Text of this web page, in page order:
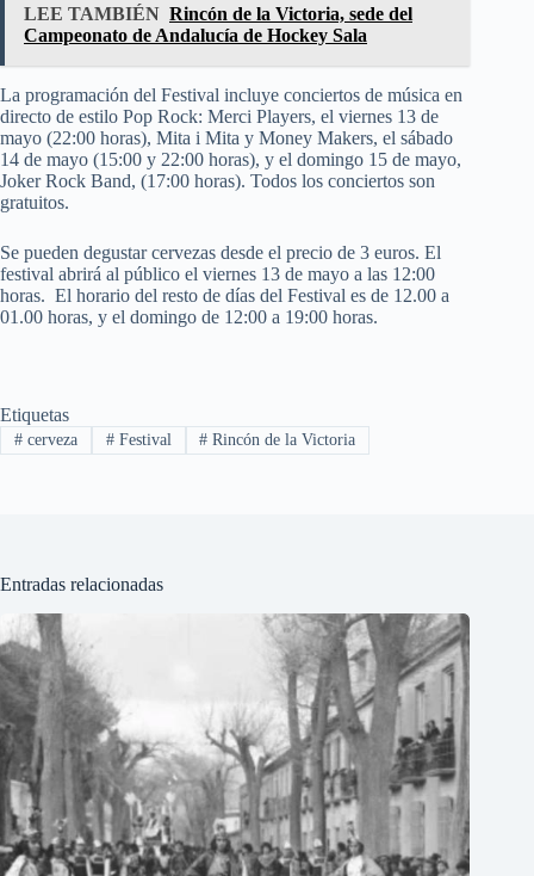
LEE TAMBIÉN Rincón de la Victoria, sede del
Campeonato de Andalucía de Hockey Sala
La programación del Festival incluye conciertos de música en
directo de estilo Pop Rock: Merci Players, el viernes 13 de
mayo (22:00 horas), Mita i Mita y Money Makers, el sábado
14 de mayo (15:00 y 22:00 horas), y el domingo 15 de mayo,
Joker Rock Band, (17:00 horas). Todos los conciertos son
gratuitos.
Se pueden degustar cervezas desde el precio de 3 euros. El
festival abrirá al público el viernes 13 de mayo a las 12:00
horas. El horario del resto de días del Festival es de 12.00 a
01.00 horas, y el domingo de 12:00 a 19:00 horas.
Etiquetas
#cerveza #Festival # Rincón de la Victoria
Entradas relacionadas